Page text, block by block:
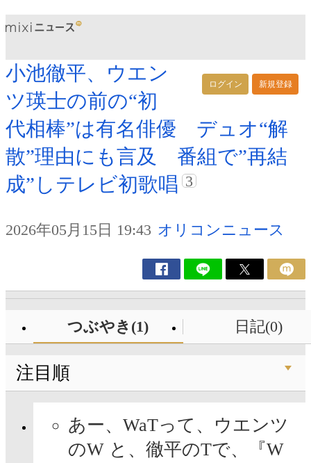
ログイン 新規登録
小池徹平、ウエン
ツ瑛士の前の“初
代相棒”は有名俳優 デュオ“解
散”理由にも言及 番組で”再結
成”しテレビ初歌唱 3
2026年05月15日 19:43 オリコンニュース
つぶやき(1) 日記(0)
注目順
あー、WaTって、ウエンツ
のW と、徹平のTで、『W